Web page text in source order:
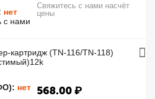
нет
с нами
Свяжитесь с нами насчёт
цены
картридж (TN-116/TN-118)
нет
568.00₽